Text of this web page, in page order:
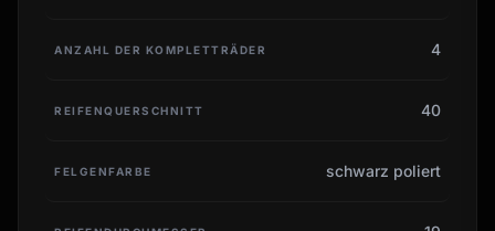
ANZAHL DER KOMPLETTRÄDER 4
REIFENQUERSCHNITT 40
FELGENFARBE schwarz poliert